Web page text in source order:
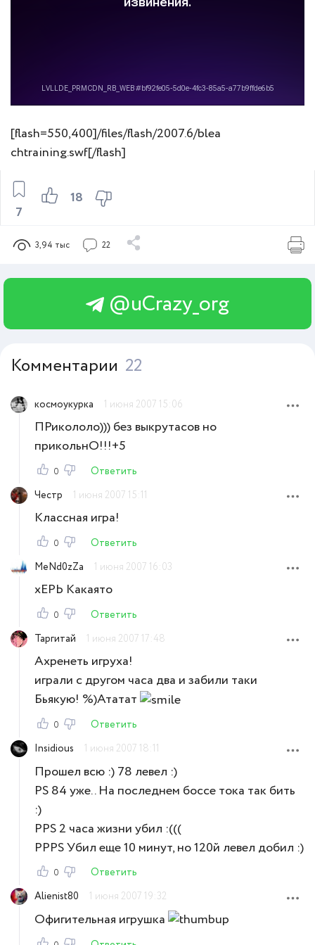
18
7
[flash=550,400]/files/flash/2007.6/blea
chtraining.swf[/flash]
3,94 тыс 22
@uCrazy_org
Комментарии 22
космоукурка 1 июня 2007 15:06
ПРикололо))) без выкрутасов но
прикольнО!!!+5
0
Ответить
Честр
1 июня 2007 15:11
Классная игра!
0
Ответить
MeNd0zZa
1 июня 2007 16:03
хЕРЬ Какаято
0
Ответить
Таргитай
1 июня 2007 17:48
Ахренеть игруха!
играли с другом часа два и забили таки
Бьякую! %)Ататат
0
Ответить
Insidious
1 июня 2007 18:11
Прошел всю :) 78 левел :)
PS 84 уже.. На последнем боссе тока так бить
:)
PPS 2 часа жизни убил :(((
PPPS Убил еще 10 минут, но 120й левел добил :)
0
Ответить
Alienist80
1 июня 2007 19:32
Офигительная игрушка